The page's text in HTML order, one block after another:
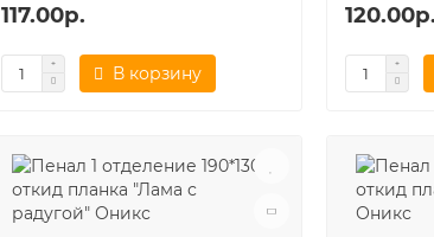
117.00р.
В корзину
120.00р.